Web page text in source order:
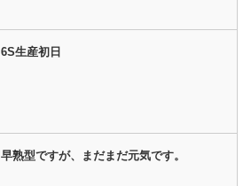
6S生産初日
早熟型ですが、まだまだ元気です。